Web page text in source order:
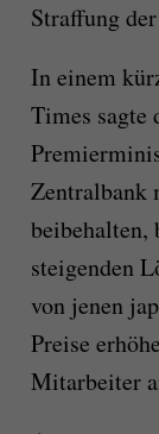
Straffung
In einem
Times sagte
Zentralbank
beibehalten,
steigenden
von jenen
Preise
Mitarbeiter